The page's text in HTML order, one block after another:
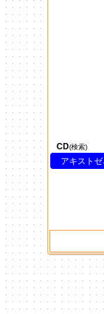
CD(検索)
アキストゼ